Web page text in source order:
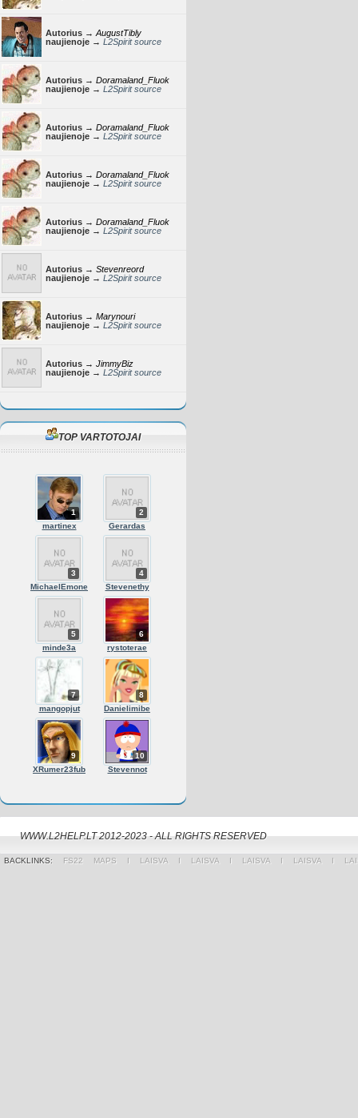
Autorius → AugustTibly
naujienoje → L2Spirit source
Autorius → Doramaland_Fluok
naujienoje → L2Spirit source
Autorius → Doramaland_Fluok
naujienoje → L2Spirit source
Autorius → Doramaland_Fluok
naujienoje → L2Spirit source
Autorius → Doramaland_Fluok
naujienoje → L2Spirit source
Autorius → Stevenreord
naujienoje → L2Spirit source
Autorius → Marynouri
naujienoje → L2Spirit source
Autorius → JimmyBiz
naujienoje → L2Spirit source
TOP VARTOTOJAI
1
martinex
2
Gerardas
3
MichaelEmone
4
Stevenethy
5
minde3a
6
rystoterae
7
mangopjut
8
Danielimibe
9
XRumer23fub
10
Stevennot
WWW.L2HELP.LT 2012-2023 - ALL RIGHTS RESERVED
BACKLINKS: FS22 MAPS Ι LAISVA Ι LAISVA Ι LAISVA Ι LAISVA Ι